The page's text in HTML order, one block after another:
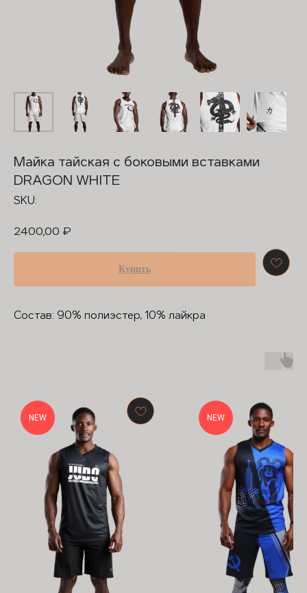
Майка тайская с боковыми вставками
DRAGON WHITE
SKU:
2400,00 ₽
Купить
Состав: 90% полиэстер, 10% лайкра
NEW NEW
ООО "БАРРАКУДА"
ИНН: 3702198396
ОГРН 1183702008489
и политика
конфиденциальности
БАРРАКУДА